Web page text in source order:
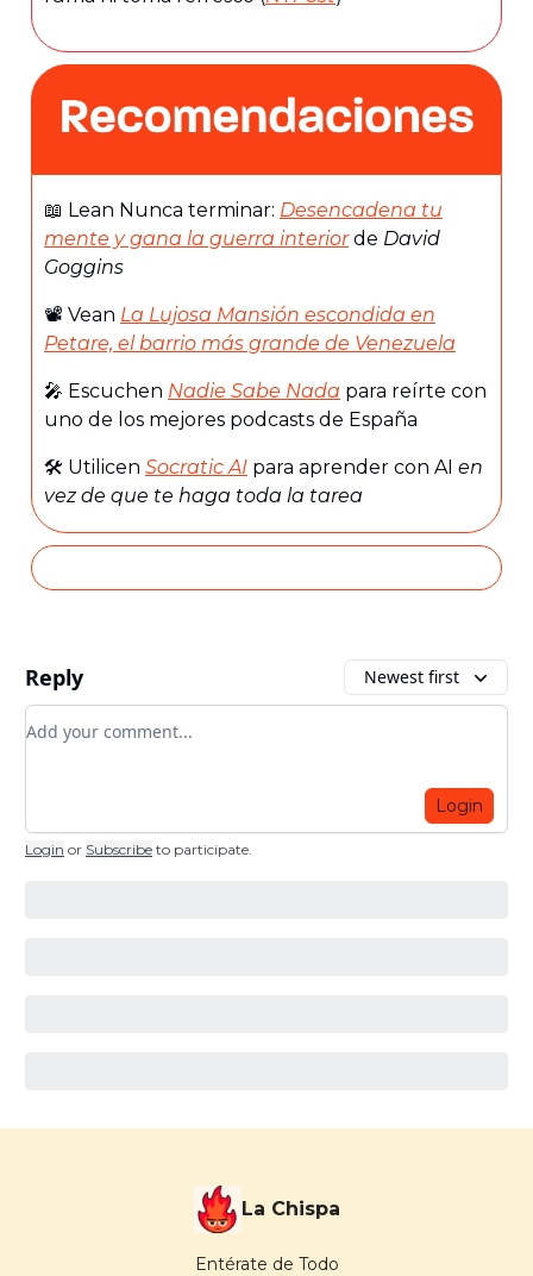
📖 Lean Nunca terminar: Desencadena tu
mente y gana la guerra interiorde David
Goggins
📽️ Vean La Lujosa Mansión escondida en
Petare, el barrio más grande de Venezuela
🎤 Escuchen Nadie Sabe Nada para reírte con
uno de los mejores podcasts de España
🛠️ Utilicen Socratic AI para aprender con AI en
vez de que te haga toda la tarea
Reply Newest first
Add your comment
Login
Login or Subscribe to participate
La Chispa
Entérate de Todo